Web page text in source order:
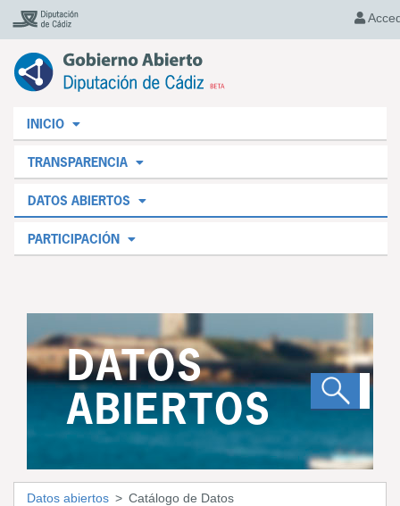
INICIO
TRANSPARENCIA
DATOS ABIERTOS
PARTICIPACIÓN
DATOS
ABIERTOS
Datos abiertos Catálogo de Datos